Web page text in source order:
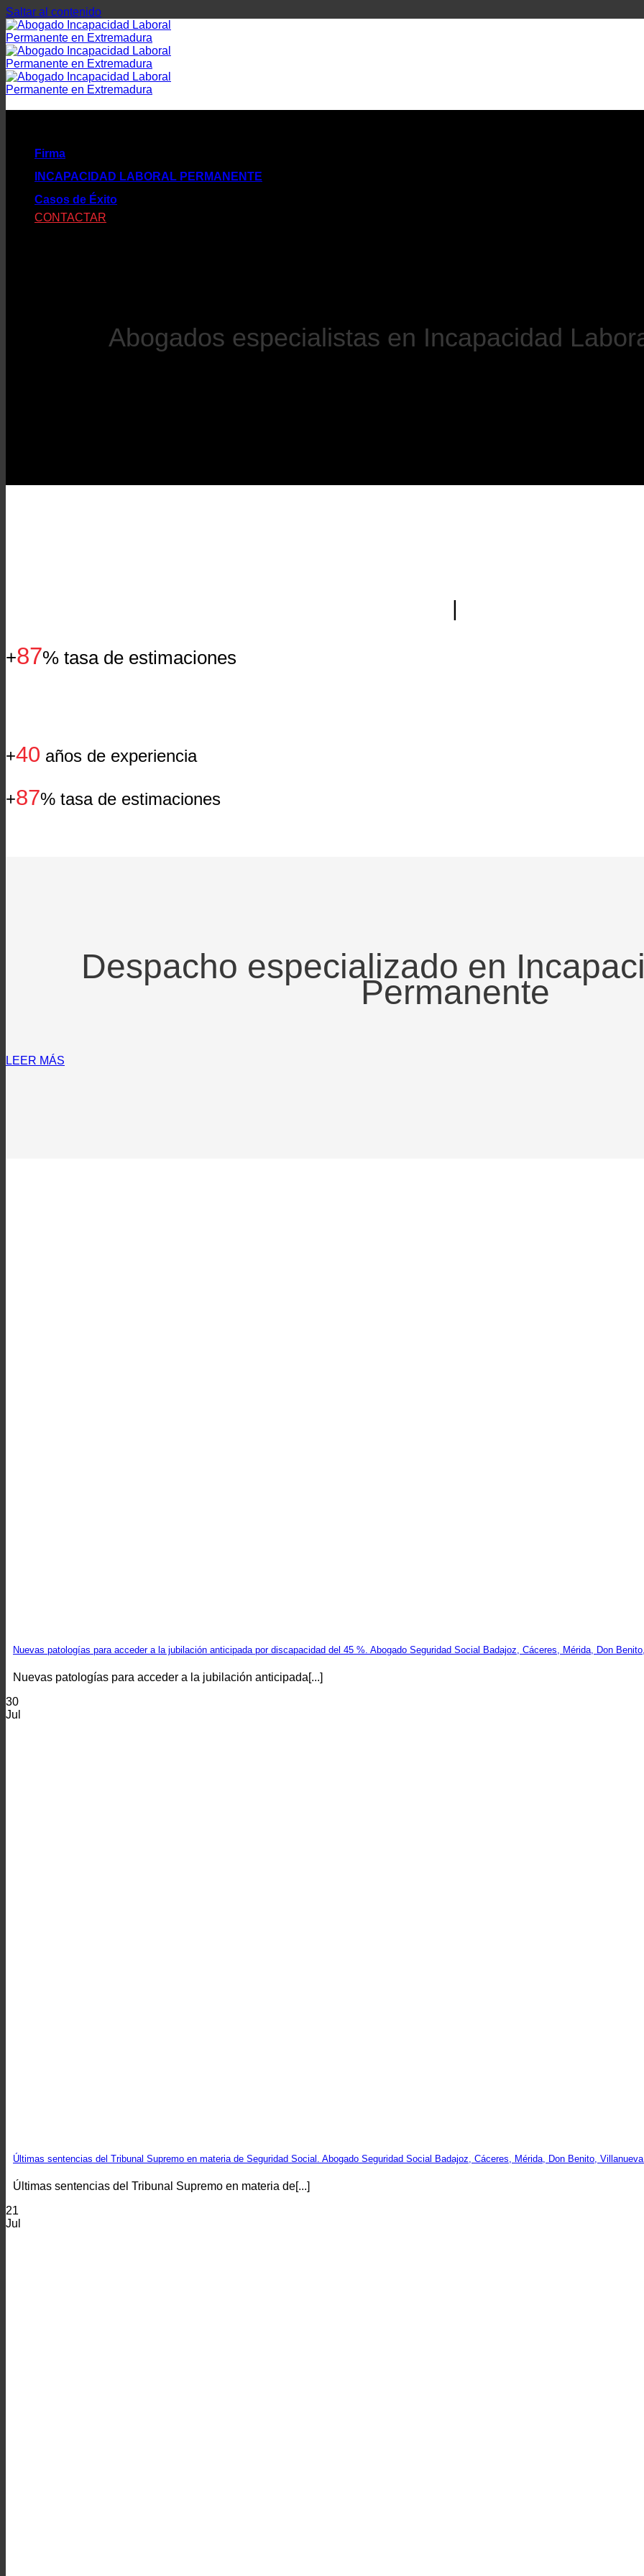
Saltar al contenido
Firma
INCAPACIDAD LABORAL PERMANENTE
Casos de Éxito
CONTACTAR
Abogados especialistas en Incapacidad
|
+87% tasa de estimaciones
+40 años de experiencia
+87% tasa de estimaciones
Despacho especializado en
Permanente
LEER MÁS
Nuevas patologías para acceder a la jubilación anticipada por discapacidad del 45 %. Abogado Seguridad Social Badajoz, Cáceres, Mérida, Don
Nuevas patologías para acceder a la jubilación anticipada[...]
30
Jul
Últimas sentencias del Tribunal Supremo en materia de Seguridad Social. Abogado Seguridad Social Badajoz, Cáceres, Mérida, Don Benito,
Últimas sentencias del Tribunal Supremo en materia de[...]
21
Jul